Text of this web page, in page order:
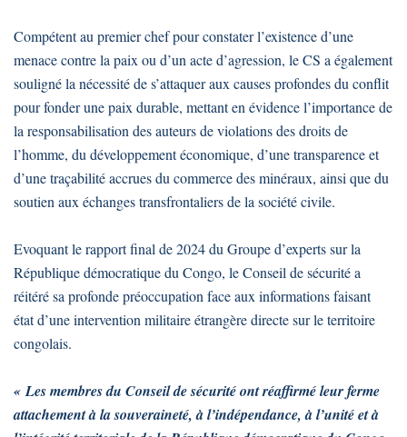
Compétent au premier chef pour constater l’existence d’une
menace contre la paix ou d’un acte d’agression, le CS a également
souligné la nécessité de s’attaquer aux causes profondes du conflit
pour fonder une paix durable, mettant en évidence l’importance de
la responsabilisation des auteurs de violations des droits de
l’homme, du développement économique, d’une transparence et
d’une traçabilité accrues du commerce des minéraux, ainsi que du
soutien aux échanges transfrontaliers de la société civile.
Evoquant le rapport final de 2024 du Groupe d’experts sur la
République démocratique du Congo, le Conseil de sécurité a
réitéré sa profonde préoccupation face aux informations faisant
état d’une intervention militaire étrangère directe sur le territoire
congolais.
« Les membres du Conseil de sécurité ont réaffirmé leur ferme
attachement à la souveraineté, à l’indépendance, à l’unité et à